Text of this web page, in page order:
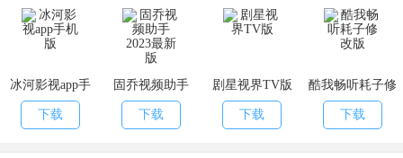
冰河影视app手
机版
下载
固乔视频助手
2023最新版
下载
剧星视界TV版
下载
酷我畅听耗子修
改版
下载